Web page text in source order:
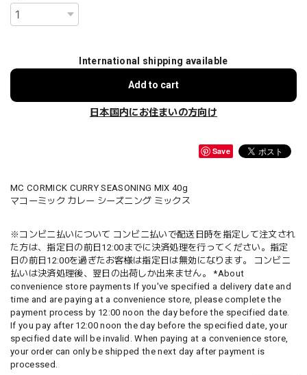
International shipping available
Add to cart
日本国内にお住まいの方向け
Save
MC CORMICK CURRY SEASONING MIX 40g
マコーミック カレー シーズニング ミックス
※コンビニ払いについて コンビニ払いで配送日時を指定して注文され
た方は、指定日の前日12:00までに決済処理を行ってください。指定
日の前日12:00を過ぎたお客様は指定日は無効になります。 コンビニ
払いは決済処理後、翌日の出荷しか出来ません。 *About
convenience store payments If you've specified a delivery date and
time and are paying at a convenience store, please complete the
payment process by 12:00 noon the day before the specified date.
If you pay after 12:00 noon the day before the specified date, your
specified date will be invalid. When paying at a convenience store,
your order can only be shipped the next day after payment is
processed.